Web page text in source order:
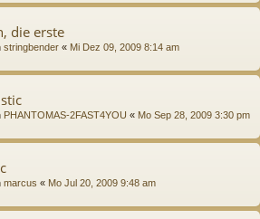
die erste
stringbender « Mi Dez 09, 2009 8:14 am
PHANTOMAS-2FAST4YOU « Mo Sep 28, 2009 3:30 pm
marcus « Mo Jul 20, 2009 9:48 am